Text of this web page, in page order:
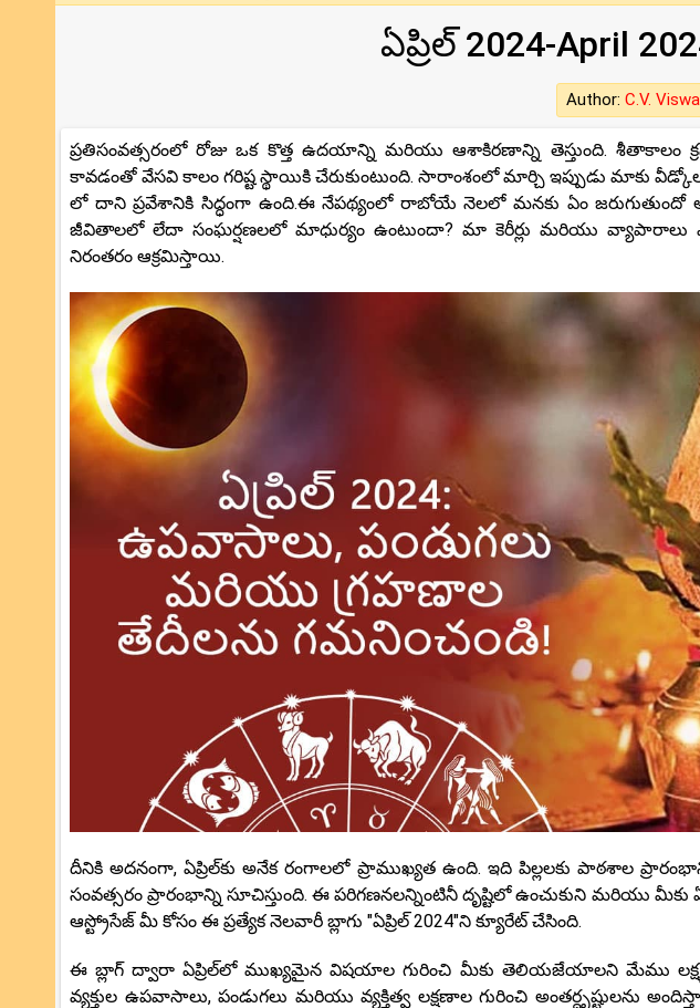
ఏప్రిల్ 2024-April
Author: C.V.
ప్రతిసంవత్సరంలో రోజు ఒక కొత్త ఉదయాన్ని మరియు ఆశాకిరణాన్ని తెస్తుంది. శీతాకాలం
కావడంతో వేసవి కాలం గరిష్ట స్థాయికి చేరుకుంటుంది. సారాంశంలో మార్చి ఇప్పుడు మాకు
లో దాని ప్రవేశానికి సిద్ధంగా ఉంది.ఈ నేప‌థ్యంలో రాబోయే నెల‌లో మ‌న‌కు ఏం జ‌రుగుతుందో
జీవితాలలో లేదా సంఘర్షణలలో మాధుర్యం ఉంటుందా? మా కెరీర్లు మరియు
నిరంతరం ఆక్రమిస్తాయి.
దీనికి అదనంగా, ఏప్రిల్‌కు అనేక రంగాలలో ప్రాముఖ్యత ఉంది. ఇది పిల్లలకు పాఠశాల
సంవత్సరం ప్రారంభాన్ని సూచిస్తుంది. ఈ పరిగణనలన్నింటినీ దృష్టిలో ఉంచుకుని మరియు
ఆస్ట్రోసేజ్ మీ కోసం ఈ ప్రత్యేక నెలవారీ బ్లాగు "ఏప్రిల్ 2024"ని క్యూరేట్ చేసింది.
ఈ బ్లాగ్ ద్వారా ఏప్రిల్‌లో ముఖ్యమైన విషయాల గురించి మీకు తెలియజేయాలని మేము
వ్యక్తుల ఉపవాసాలు, పండుగలు మరియు వ్యక్తిత్వ లక్షణాల గురించి అంతర్దృష్టులను